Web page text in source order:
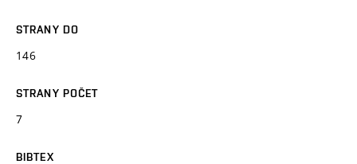
STRANY DO
146
STRANY POČET
7
BIBTEX